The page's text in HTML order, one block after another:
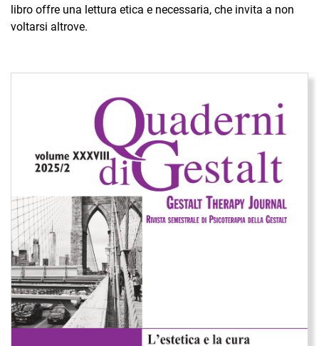
libro offre una lettura etica e necessaria, che invita a non
voltarsi altrove.
Immagine di copertina